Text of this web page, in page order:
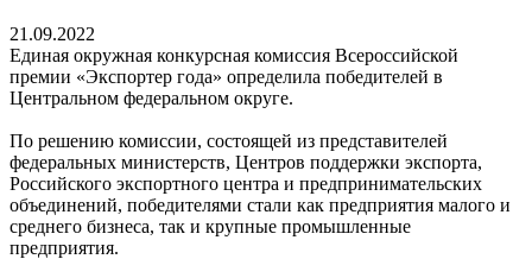
21.09.2022
Единая окружная конкурсная комиссия Всероссийской
премии «Экспортер года» определила победителей в
Центральном федеральном округе.
По решению комиссии, состоящей из представителей
федеральных министерств, Центров поддержки экспорта,
Российского экспортного центра и предпринимательских
объединений, победителями стали как предприятия малого и
среднего бизнеса, так и крупные промышленные
предприятия.